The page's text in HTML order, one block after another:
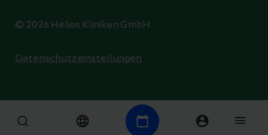
© 2026 Helios Kliniken GmbH
Datenschutzeinstellungen